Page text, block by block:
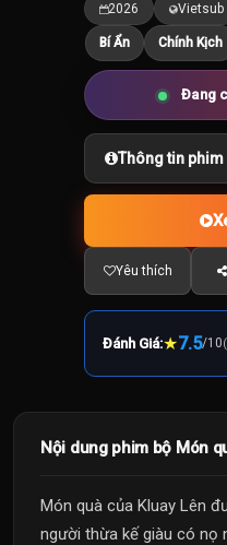
2026 Vietsub
Bí Ẩn Chính Kịch
Đang
Thông tin phim
Yêu thích
Đánh Giá:★7.5/10
Nội dung phim bộ Món
Món quà của Kluay Lên
người thừa kế giàu có nọ